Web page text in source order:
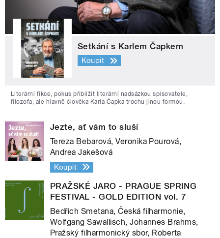
Setkání s Karlem Čapkem
Koupit
Literární fikce, pokus přiblížit literární nadsázkou spisovatele,
filozofa, ale hlavně člověka Karla Čapka trochu jinou formou.
Jezte, ať vám to sluší
Tereza Bebarová, Veronika Pourová,
Andrea Jakešová
Koupit
PRAŽSKÉ JARO - PRAGUE SPRING
FESTIVAL - GOLD EDITION vol. 7
Bedřich Smetana, Česká filharmonie,
Wolfgang Sawallisch, Johannes Brahms,
Pražský filharmonický sbor, Roberta